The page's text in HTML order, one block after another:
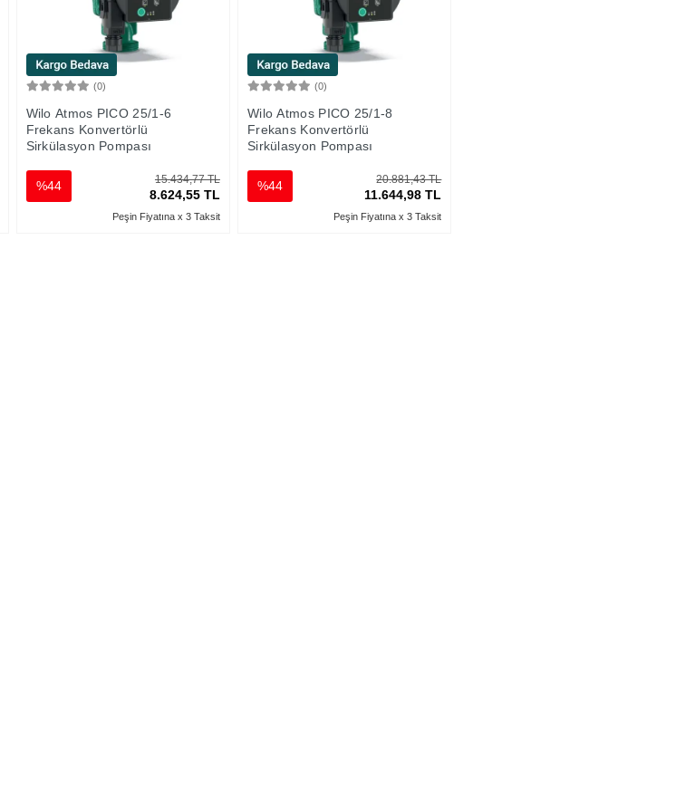
(0)
Wilo Atmos PICO 25/1-6
Frekans Konvertörlü
Sirkülasyon Pompası
15.434,77 TL
8.624,55 TL
%44
Peşin Fiyatına x 3 Taksit
(0)
Wilo Atmos PICO 25/1-8
Frekans Konvertörlü
Sirkülasyon Pompası
20.881,43 TL
11.644,98 TL
%44
Peşin Fiyatına x 3 Taksit